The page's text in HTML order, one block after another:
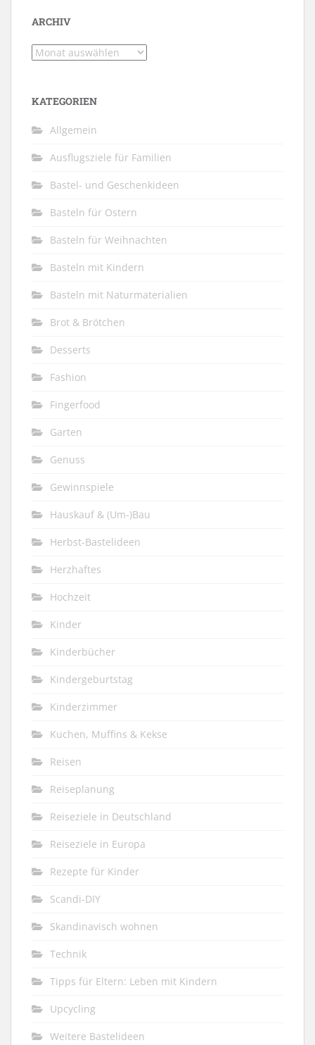
ARCHIV
Archiv
KATEGORIEN
Allgemein
Ausflugsziele für Familien
Bastel- und Geschenkideen
Basteln für Ostern
Basteln für Weihnachten
Basteln mit Kindern
Basteln mit Naturmaterialien
Brot & Brötchen
Desserts
Fashion
Fingerfood
Garten
Genuss
Gewinnspiele
Hauskauf & (Um-)Bau
Herbst-Bastelideen
Herzhaftes
Hochzeit
Kinder
Kinderbücher
Kindergeburtstag
Kinderzimmer
Kuchen, Muffins & Kekse
Reisen
Reiseplanung
Reiseziele in Deutschland
Reiseziele in Europa
Rezepte für Kinder
Scandi-DIY
Skandinavisch wohnen
Technik
Tipps für Eltern: Leben mit Kindern
Upcycling
Weitere Bastelideen